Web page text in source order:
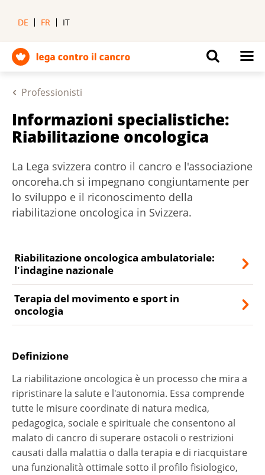
DE FR IT
Professionisti
Informazioni specialistiche:
Riabilitazione oncologica
La Lega svizzera contro il cancro e l'associazione
oncoreha.ch si impegnano congiuntamente per
lo sviluppo e il riconoscimento della
riabilitazione oncologica in Svizzera.
Riabilitazione oncologica ambulatoriale:
l'indagine nazionale
Terapia del movimento e sport in
oncologia
Definizione
La riabilitazione oncologica è un processo che mira a
ripristinare la salute e l'autonomia. Essa comprende
tutte le misure coordinate di natura medica,
pedagogica, sociale e spirituale che consentono al
malato di cancro di superare ostacoli o restrizioni
causati dalla malattia o dalla terapia e di riacquistare
una funzionalità ottimale sotto il profilo fisiologico,